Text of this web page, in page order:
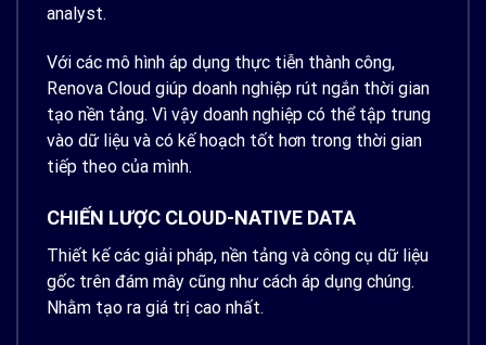
analyst.
Với các mô hình áp dụng thực tiễn thành công,
Renova Cloud giúp doanh nghiệp rút ngắn thời gian
tạo nền tảng. Vì vậy doanh nghiệp có thể tập trung
vào dữ liệu và có kế hoạch tốt hơn trong thời gian
tiếp theo của mình.
CHIẾN LƯỢC CLOUD-NATIVE DATA
Thiết kế các giải pháp, nền tảng và công cụ dữ liệu
gốc trên đám mây cũng như cách áp dụng chúng.
Nhằm tạo ra giá trị cao nhất.